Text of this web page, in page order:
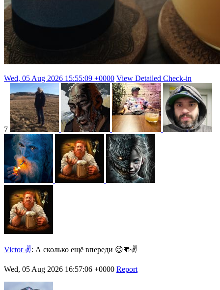
Wed, 05 Aug 2026 15:55:09 +0000 View Detailed Check-in
7
Victor ✌️: А сколько ещё впереди 😉🍻✌️
Wed, 05 Aug 2026 16:57:06 +0000 Report